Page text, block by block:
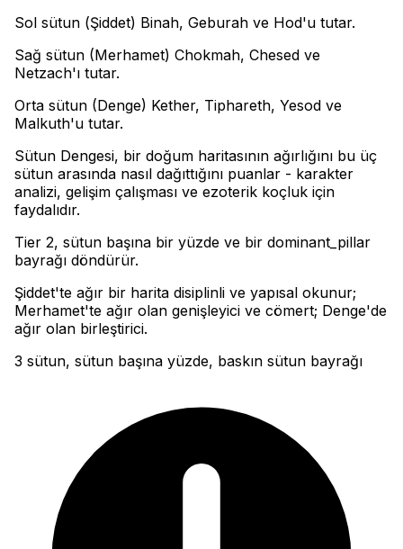
Sol sütun (Şiddet) Binah, Geburah ve Hod'u tutar.
Sağ sütun (Merhamet) Chokmah, Chesed ve
Netzach'ı tutar.
Orta sütun (Denge) Kether, Tiphareth, Yesod ve
Malkuth'u tutar.
Sütun Dengesi, bir doğum haritasının ağırlığını bu üç
sütun arasında nasıl dağıttığını puanlar - karakter
analizi, gelişim çalışması ve ezoterik koçluk için
faydalıdır.
Tier 2, sütun başına bir yüzde ve bir dominant_pillar
bayrağı döndürür.
Şiddet'te ağır bir harita disiplinli ve yapısal okunur;
Merhamet'te ağır olan genişleyici ve cömert; Denge'de
ağır olan birleştirici.
3 sütun, sütun başına yüzde, baskın sütun bayrağı